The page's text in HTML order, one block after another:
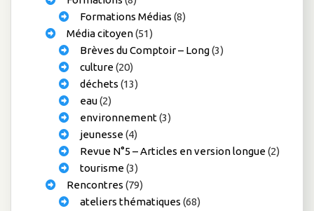
Formations Médias (8)
Média citoyen(51)
Brèves du Comptoir – Long(3)
culture(20)
déchets (13)
eau(2)
environnement(3)
jeunesse(4)
Revue N°5 – Articles en version longue(2)
tourisme(3)
Rencontres (79)
ateliers thématiques (68)